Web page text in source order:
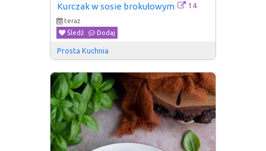
Kurczak w sosie brokułowym 14
teraz
Śledź
Dodaj
Prosta Kuchnia